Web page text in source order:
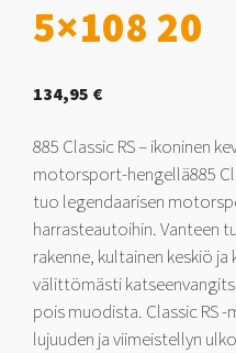
5×108 20
134,95 €
885 Classic RS – ikoninen
motorsport-hengellä885
tuo legendaarisen
harrasteautoihin. Vanteen
rakenne, kultainen keskiö
välittömästi
pois muodista. Classic RS
lujuuden ja viimeistellyn